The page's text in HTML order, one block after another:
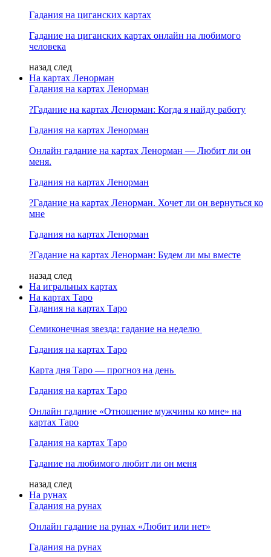
Гадания на циганских картах
Гадание на циганских картах онлайн на любимого
человека
назад след
На картах Ленорман
Гадания на картах Ленорман
?Гадание на картах Ленорман: Когда я найду работу
Гадания на картах Ленорман
Онлайн гадание на картах Ленорман — Любит ли он
меня.
Гадания на картах Ленорман
?Гадание на картах Ленорман. Хочет ли он вернуться ко
мне
Гадания на картах Ленорман
?Гадание на картах Ленорман: Будем ли мы вместе
назад след
На игральных картах
На картах Таро
Гадания на картах Таро
Семиконечная звезда: гадание на неделю
Гадания на картах Таро
Карта дня Таро — прогноз на день
Гадания на картах Таро
Онлайн гадание «Отношение мужчины ко мне» на
картах Таро
Гадания на картах Таро
Гадание на любимого любит ли он меня
назад след
На рунах
Гадания на рунах
Онлайн гадание на рунах «Любит или нет»
Гадания на рунах